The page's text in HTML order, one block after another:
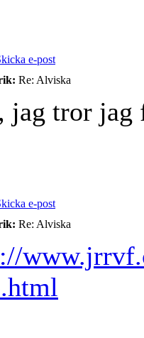
Re: Alviska
jag tror
Re: Alviska